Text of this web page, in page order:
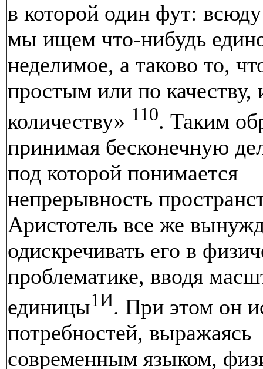
в которой один фут:
мы ищем что-нибудь
неделимое, а таково то,
простым или по качеству,
количеству» 110. Таким
принимая бесконечную
под которой понимается
непрерывность
Аристотель все же
одискречивать его в
проблематике, вводя
единицы1И. При этом он
потребностей, выражаясь
современным языком,